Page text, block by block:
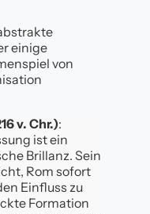
einige
von
v. Chr.):
ist ein
Brillanz. Sein
Rom sofort
Einfluss zu
Formation